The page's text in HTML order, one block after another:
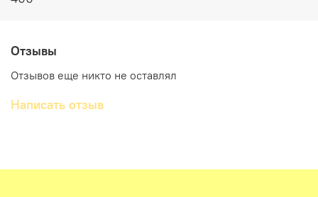
Отзывы
Отзывов еще никто не оставлял
Написать отзыв